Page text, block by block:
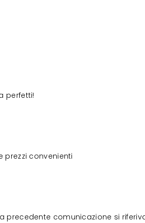
perfetti!
prezzi convenienti
comunicazione si